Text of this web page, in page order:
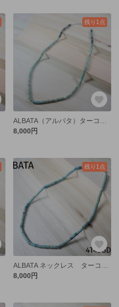
残り1点
8,000円
残り1点
8,000円